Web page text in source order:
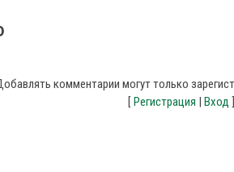
комментарии могут только
[Регистрация | Вход ]